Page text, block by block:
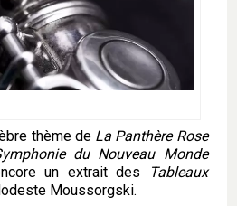
thème de La Panthère Rose
du Nouveau Monde
un extrait des
Tableaux
Moussorgski.